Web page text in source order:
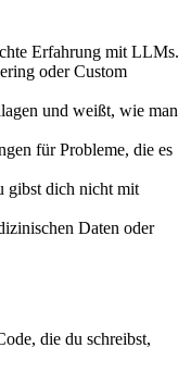
Erfahrung mit LLMs.
oder Custom
und weißt, wie man
für Probleme, die es
gibst dich nicht mit
Daten oder
die du schreibst,